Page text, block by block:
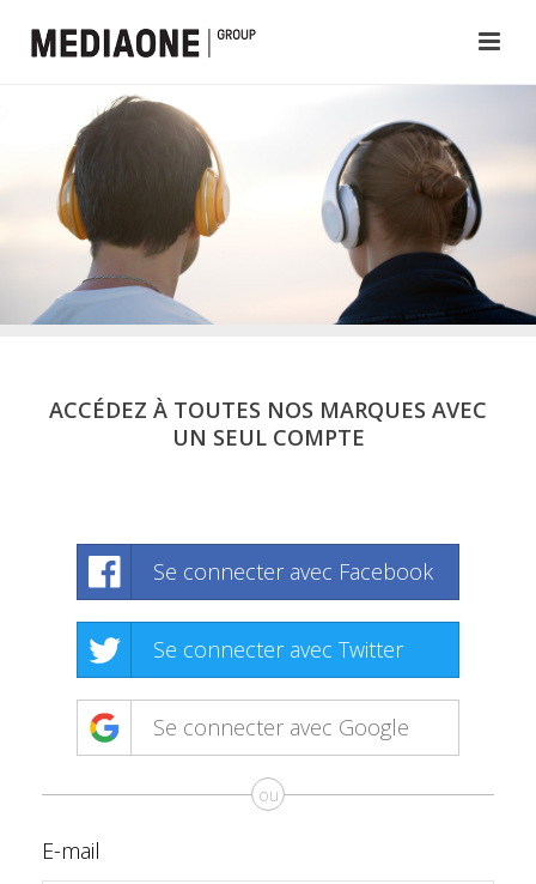
ACCÉDEZ À TOUTES NOS MARQUES AVEC
UN SEUL COMPTE
Se connecter avec Facebook
Se connecter avec Twitter
Se connecter avec Google
ou
E-mail